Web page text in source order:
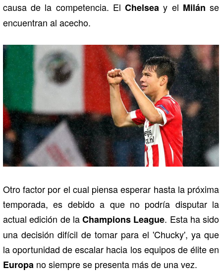
causa de la competencia. ElChelsea y el Milán se
encuentran al acecho.
Otro factor por el cual piensa esperar hasta la próxima
temporada, es debido a que no podría disputar la
actual edición de laChampions League. Esta ha sido
una decisión difícil de tomar para el 'Chucky', ya que
la oportunidad de escalar hacia los equipos de élite en
Europa no siempre se presenta más de una vez.